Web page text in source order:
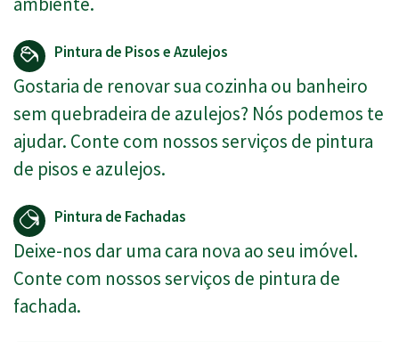
Pintura de Pisos e Azulejos
Gostaria de renovar sua cozinha ou banheiro
sem quebradeira de azulejos? Nós podemos te
ajudar. Conte com nossos serviços de pintura
de pisos e azulejos.
Pintura de Fachadas
Deixe-nos dar uma cara nova ao seu imóvel.
Conte com nossos serviços de pintura de
fachada.